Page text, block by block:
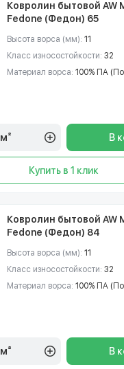
Ковролин бытовой AW
Fedone (Федон) 65
Высота ворса (мм): 11
Класс износостойкости: 32
Материал ворса: 100% ПА
м² В
Купить в 1 клик
Ковролин бытовой AW
Fedone (Федон) 84
Высота ворса (мм): 11
Класс износостойкости: 32
Материал ворса: 100% ПА
м² В